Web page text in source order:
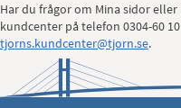
Har du frågor om Mina sidor
kundcenter på telefon 0304-60
tjorns.kundcenter@tjorn.se.